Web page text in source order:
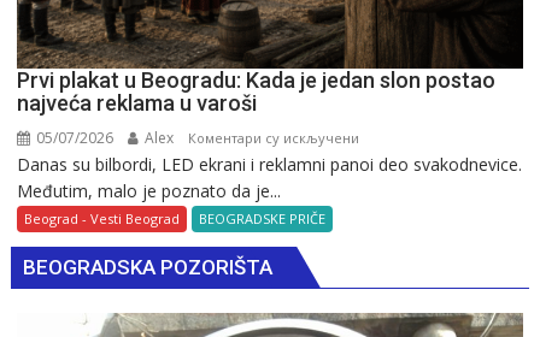
Prvi plakat u Beogradu: Kada je jedan slon postao
najveća reklama u varoši
05/07/2026 Alex Коментари су искључени
Prvi
jedan
Danas su bilbordi, LED ekrani i reklamni panoi deo svakodnevice.
Međutim, malo je poznato da je...
Beograd - Vesti Beograd BEOGRADSKE PRIČE
BEOGRADSKA POZORIŠTA